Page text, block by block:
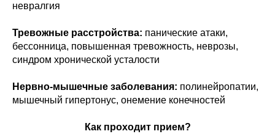
невралгия
Тревожные расстройства: панические атаки,
бессонница, повышенная тревожность, неврозы,
синдром хронической усталости
Нервно-мышечные заболевания: полинейропатии,
мышечный гипертонус, онемение конечностей
Как проходит прием?